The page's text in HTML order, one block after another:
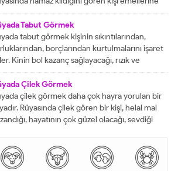
Rüyada altın bileklik görmek,
giderek artacak olmasına delalet
zamanda ulaşır. Namaz, rüya da olsa kişinin
güçleneceğini ve Allah tarafından
bir kişi olduğunu gösterir. Rüyalarımızda
çoğunlukla gerçek hayatla birebir
Rüyalarımızda...
Tabut Görmek
tabut görmek kişinin sıkıntılarından,
borçlarından kurtulmalarını işaret
Kinin bol kazanç sağlayacağı, rızık ve
anlamına gelir. Rüya sırasında tabut
aynı zaman da kişinin bahtının ve
kapanmış olduğunu ifade eder. Rüyada
görmek aynı zamanda kişinin yol hazırlığına
anlamına gelir....
Çilek Görmek
çilek görmek daha çok hayra yorulan bir
Rüyasında çilek gören bir kişi, helal mal
hayatının çok güzel olacağı, sevdiği
çoğunlukla aşkı ve tutkuyu da delalet eder.
rüyasında çilek gördü mü daha çok bol